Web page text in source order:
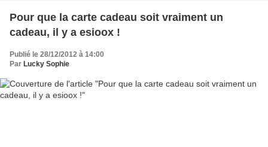
Pour que la carte cadeau soit vraiment un
cadeau, il y a esioox !
Publié le 28/12/2012 à 14:00
Par Lucky Sophie